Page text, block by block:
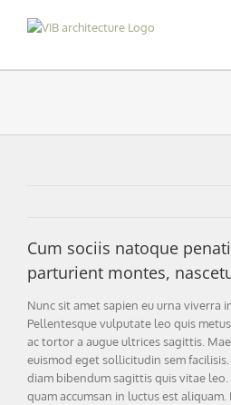
Cum sociis natoque
parturient montes,
Nunc sit amet sapien eu urna viverra
Pellentesque vulputate leo quis
ac tortor a augue ultrices sagittis.
euismod eget sollicitudin sem
diam bibendum sagittis quis vitae
quam accumsan in luctus est aliquam.